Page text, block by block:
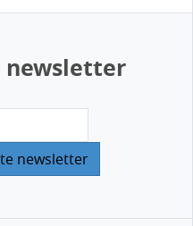
newsletter